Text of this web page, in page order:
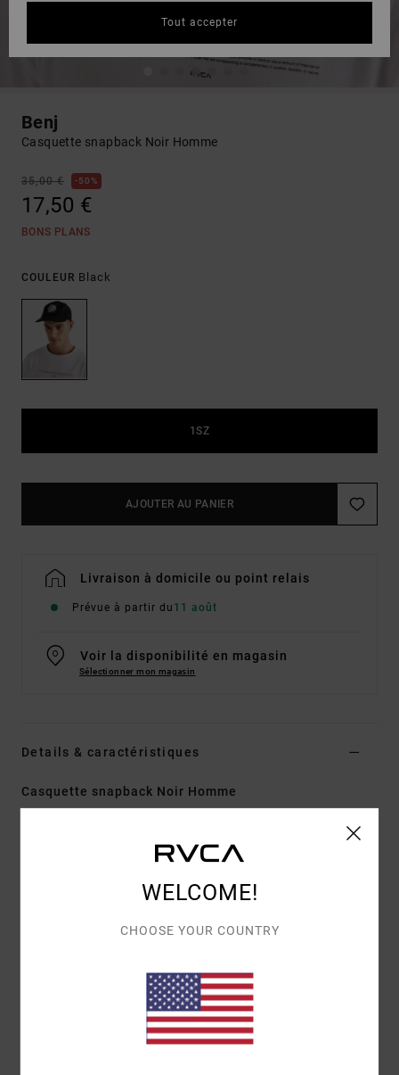
Benj
Casquette snapback Noir Homme
35,00 € 50%
17,50 €
BONS PLANS
COULEUR Black
1SZ
AJOUTER AU PANIER
Livraison à domicile ou point relais
Prévue à partir du 11 août
Voir la disponibilité en magasin
Sélectionner mon magasin
Details & caractéristiques
Casquette snapback Noir Homme
Collection Benjamin JeanJean
sergé de coton
fermeture snapback
imprimé centré à l'avant
WELCOME!
CHOOSE YOUR COUNTRY
Tout accepter